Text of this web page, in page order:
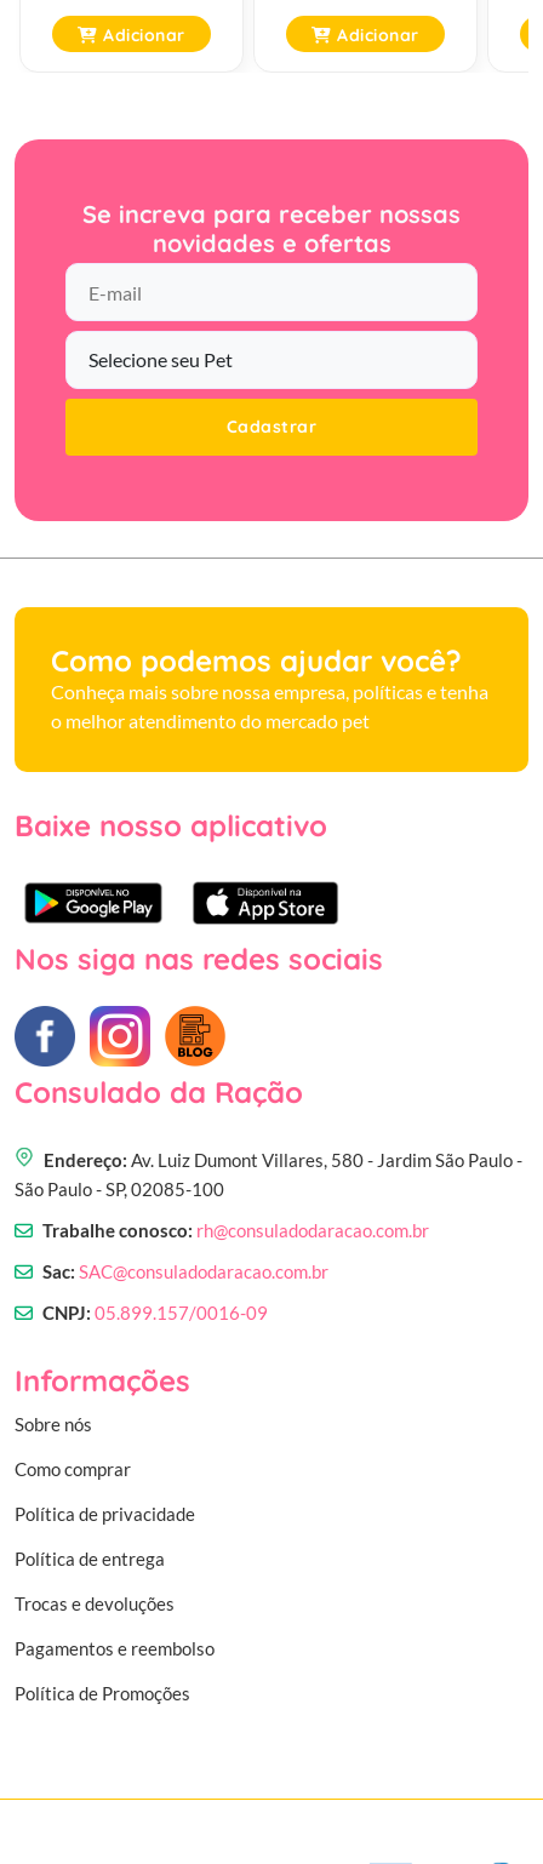
Adicionar Adicionar
Se increva para receber nossas
novidades e ofertas
Cadastrar
Como podemos ajudar você?
Conheça mais sobre nossa empresa, políticas e tenha
o melhor atendimento do mercado pet
Baixe nosso aplicativo
Nos siga nas redes sociais
Consulado da Ração
Endereço: Av. Luiz Dumont Villares, 580 - Jardim São Paulo -
São Paulo - SP, 02085-100
Trabalhe conosco: rh@consuladodaracao.com.br
Sac: SAC@consuladodaracao.com.br
CNPJ: 05.899.157/0016-09
Informações
Sobre nós
Como comprar
Política de privacidade
Política de entrega
Trocas e devoluções
Pagamentos e reembolso
Política de Promoções